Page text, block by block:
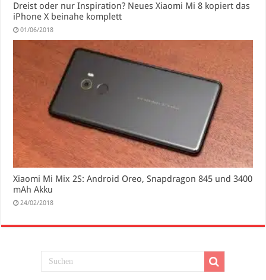
Dreist oder nur Inspiration? Neues Xiaomi Mi 8 kopiert das
iPhone X beinahe komplett
01/06/2018
Xiaomi Mi Mix 2S: Android Oreo, Snapdragon 845 und 3400
mAh Akku
24/02/2018